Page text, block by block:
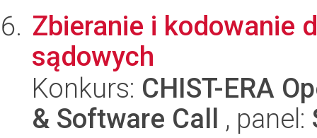
Zbieranie i kodowanie
sądowych
Konkurs: CHIST-ERA
& Software Call , panel: